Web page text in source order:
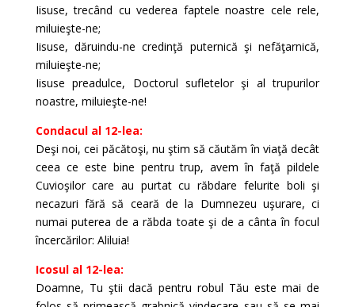
Iisuse, trecând cu vederea faptele noastre cele rele,
miluieşte-ne;
Iisuse, dăruindu-ne credinţă puternică şi nefă­ţarnică,
miluieşte-ne;
Iisuse preadulce, Doctorul sufletelor şi al trupurilor
noastre, miluieşte-ne!
Condacul al 12-lea:
Deşi noi, cei păcătoşi, nu ştim să căutăm în viaţă decât
ceea ce este bine pentru trup, avem în faţă pildele
Cuvioşilor care au purtat cu răbdare felurite boli şi
necazuri fără să ceară de la Dumnezeu uşurare, ci
numai puterea de a răbda toate şi de a cânta în focul
încercărilor: Aliluia!
Icosul al 12-lea:
Doamne, Tu ştii dacă pentru robul Tău este mai de